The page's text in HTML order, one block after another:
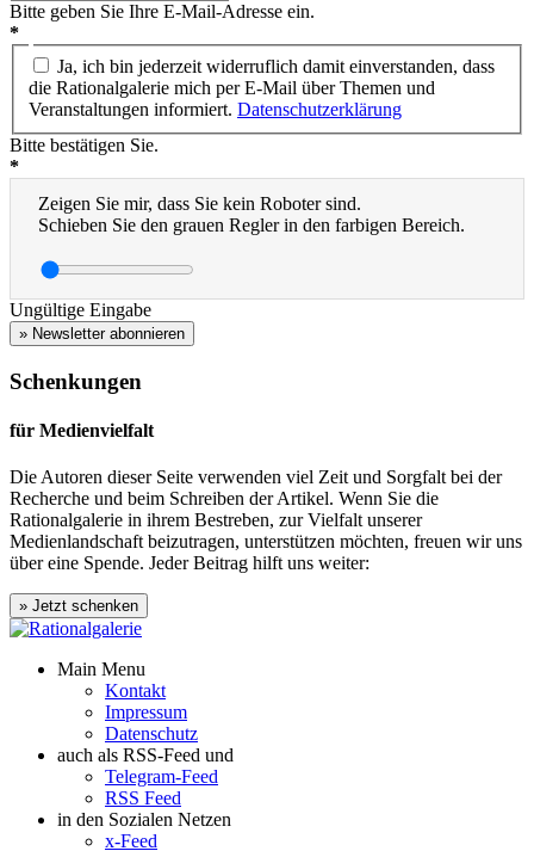
Bitte geben Sie Ihre E-Mail-Adresse ein.
*
Ja, ich bin jederzeit widerruflich damit einverstanden, dass
die Rationalgalerie mich per E-Mail über Themen und
Veranstaltungen informiert. Datenschutzerklärung
Bitte bestätigen Sie.
*
Zeigen Sie mir, dass Sie kein Roboter sind.
Schieben Sie den grauen Regler in den farbigen Bereich.
Ungültige Eingabe
» Newsletter abonnieren
Schenkungen
für Medienvielfalt
Die Autoren dieser Seite verwenden viel Zeit und Sorgfalt bei der
Recherche und beim Schreiben der Artikel. Wenn Sie die
Rationalgalerie in ihrem Bestreben, zur Vielfalt unserer
Medienlandschaft beizutragen, unterstützen möchten, freuen wir uns
über eine Spende. Jeder Beitrag hilft uns weiter:
Main Menu
Kontakt
Impressum
Datenschutz
auch als RSS-Feed und
Telegram-Feed
RSS Feed
in den Sozialen Netzen
x-Feed